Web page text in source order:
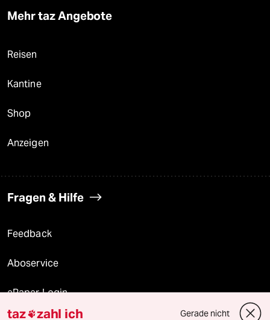
Mehr taz Angebote
Reisen
Kantine
Shop
Anzeigen
Fragen & Hilfe
Feedback
Aboservice
ePaper Login
taz zahl ich Gerade nicht